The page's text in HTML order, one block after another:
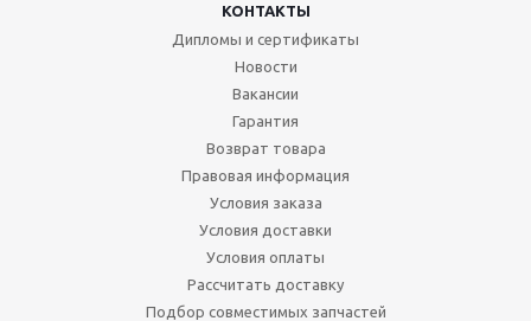
КОНТАКТЫ
Дипломы и сертификаты
Новости
Вакансии
Гарантия
Возврат товара
Правовая информация
Условия заказа
Условия доставки
Условия оплаты
Рассчитать доставку
Подбор совместимых запчастей